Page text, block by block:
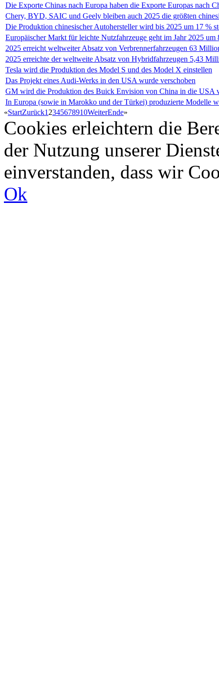
Die Exporte Chinas nach Europa haben die Exporte Europas nach
Chery, BYD, SAIC und Geely bleiben auch 2025 die größten
Die Produktion chinesischer Autohersteller wird bis 2025 um 17 %
Europäischer Markt für leichte Nutzfahrzeuge geht im Jahr 2025 um
2025 erreicht weltweiter Absatz von Verbrennerfahrzeugen 63
2025 erreichte der weltweite Absatz von Hybridfahrzeugen 5,43
Tesla wird die Produktion des Model S und des Model X einstellen
Das Projekt eines Audi-Werks in den USA wurde verschoben
GM wird die Produktion des Buick Envision von China in die USA
In Europa (sowie in Marokko und der Türkei) produzierte Modelle
«StartZurück1 2345678910WeiterEnde»
Cookies erleichtern die
der Nutzung unserer
einverstanden, dass wir
Ok